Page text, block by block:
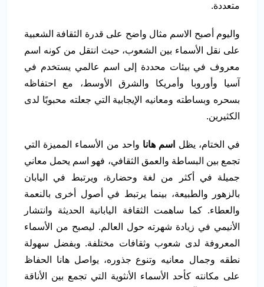
متعددة.
واليوم أصبح الاسم مثال واضح على قدرة الثقافة الشعبية
على نقل الأسماء بين الشعوب، حيث انتقل من كونه اسم
معروف في بيئات محددة إلى اسم عالمي يستخدم في
آسيا وأوروبا وأمريكا والشرق الأوسط، مع احتفاظه
بسحره وبساطته ومعانيه الإيجابية التي جعلته محبوبًا لدى
الكثيرين.
في الختام، يظل اسم هانا واحد من الأسماء المميزة التي
تجمع بين البساطة والعمق الثقافي، فهو اسم يحمل معاني
جميلة في أكثر من لغة وحضارة، ويرتبط في اليابان
بالزهور والطبيعة، بينما يرتبط في أصول أخرى بالنعمة
والعطاء. كما ساهمت الثقافة اليابانية الحديثة وانتشار
الأنيمي في زيادة شهرته حول العالم. ليصبح من الأسماء
المعروفة لدى شعوب وثقافات مختلفة. وبفضل سهولة
نطقه وجمال معانيه وتنوع جذوره، يواصل هانا الحفاظ
على مكانته كأحد الأسماء الأنثوية التي تجمع بين الأناقة